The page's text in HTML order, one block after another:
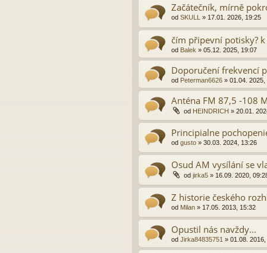
Začátečník, mírně
od SKULL » 17.01. 2026, 19:25
čím připevní potisky?
od Balek » 05.12. 2025, 19:07
Doporučení frekvencí
od Peterman6626 » 01.04. 2025,
Anténa FM 87,5 -108
od HEINDRICH » 20.01.
Principialne
od gusto » 30.03. 2024, 13:26
Osud AM vysílání se
od jirka5 » 16.09. 2020,
Z historie českého
od Milan » 17.05. 2013, 15:32
Opustil nás navždy...
od Jirka84835751 » 01.08.